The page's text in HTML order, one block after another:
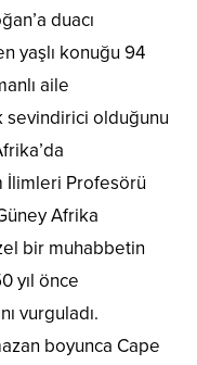
duacı
yaşlı konuğu 94
aile
sevindirici olduğunu
İlimleri Profesörü
Afrika
bir muhabbetin
yıl önce
vurguladı.
boyunca Cape